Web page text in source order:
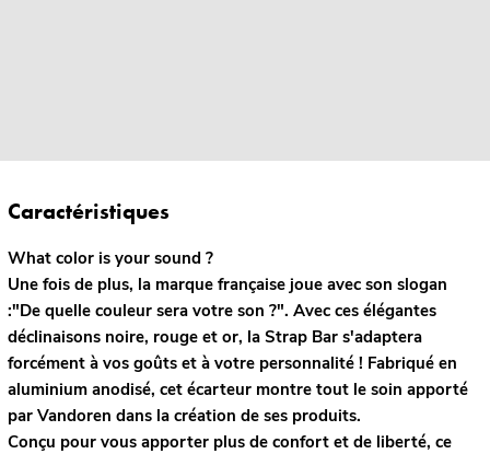
Caractéristiques
What color is your sound ?
Une fois de plus, la marque française joue avec son slogan
:"De quelle couleur sera votre son ?". Avec ces élégantes
déclinaisons noire, rouge et or, la Strap Bar s'adaptera
forcément à vos goûts et à votre personnalité ! Fabriqué en
aluminium anodisé, cet écarteur montre tout le soin apporté
par Vandoren dans la création de ses produits.
Conçu pour vous apporter plus de confort et de liberté, ce